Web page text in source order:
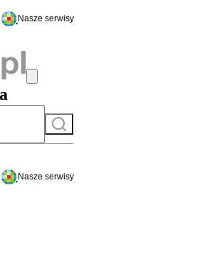
Nasze serwisy
Szukaj
Nasze serwisy